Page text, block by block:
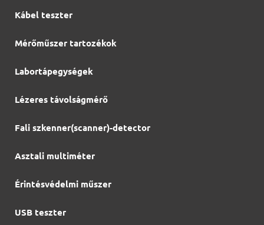
Kábel teszter
Mérőműszer tartozékok
Labortápegységek
Lézeres távolságmérő
Fali szkenner(scanner)-detector
Asztali multiméter
Érintésvédelmi műszer
USB teszter